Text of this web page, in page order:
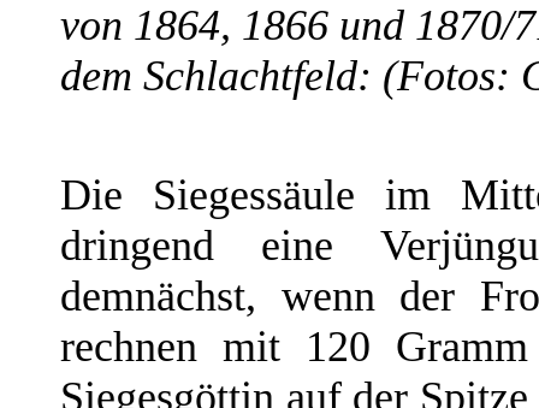
von 1864, 1866 und 1870/
dem Schlachtfeld: (Fotos:
Die Siegessäule im
dringend eine
demnächst, wenn der
rechnen mit 120
Siegesgöttin auf der